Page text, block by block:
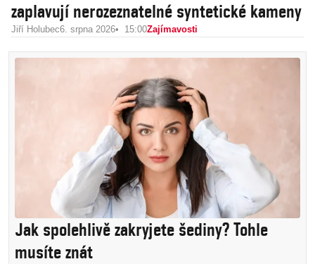
zaplavují nerozeznatelné syntetické kameny
Jiří Holubec6. srpna 2026 15:00Zajímavosti
Jak spolehlivě zakryjete šediny? Tohle
musíte znát